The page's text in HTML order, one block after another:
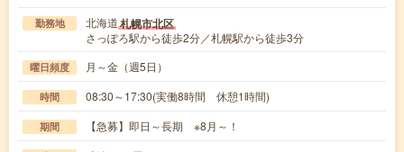
勤務地 北海道札幌市北区
さっぽろ駅から徒歩2分／札幌駅から徒歩3分
曜日頻度 月～金（週5日）
時間 08:30～17:30(実働8時間 休憩1時間)
期間 【急募】即日～長期 ※8月～！